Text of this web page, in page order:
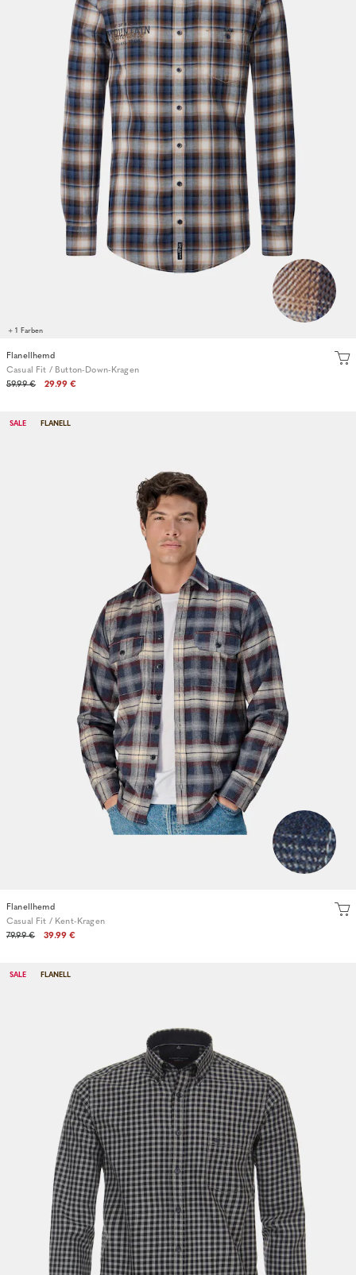
+ 1 Farben
Flanellhemd
Casual Fit / Button-Down-Kragen
59.99 €
29.99 €
SALE FLANELL
Flanellhemd
Casual Fit / Kent-Kragen
79.99 €
39.99 €
SALE FLANELL